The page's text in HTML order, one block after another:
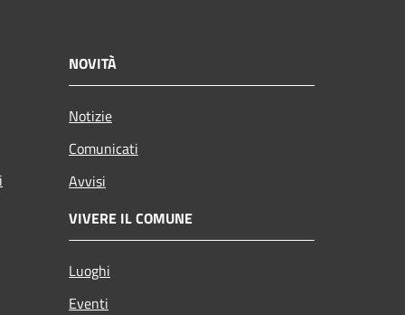
NOVITÀ
Notizie
Comunicati
Avvisi
VIVERE IL COMUNE
Luoghi
Eventi